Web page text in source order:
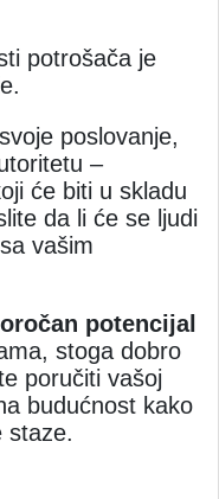
potrošača je
poslovanje,
–
će biti u skladu
da li će se ljudi
vašim
potencijal
stoga dobro
poručiti vašoj
budućnost kako
staze.